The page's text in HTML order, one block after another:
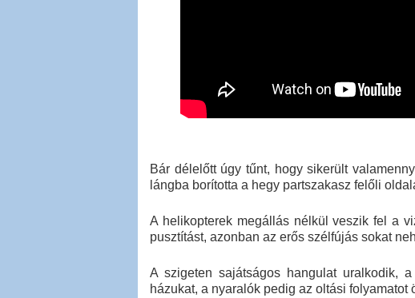
Bár délelőtt úgy tűnt, hogy sikerült
lángba borította a hegy partszakasz felőli
A helikopterek megállás nélkül veszik fel a
pusztítást, azonban az erős szélfújás sokat
A szigeten sajátságos hangulat uralkodik,
házukat, a nyaralók pedig az oltási folyamatot